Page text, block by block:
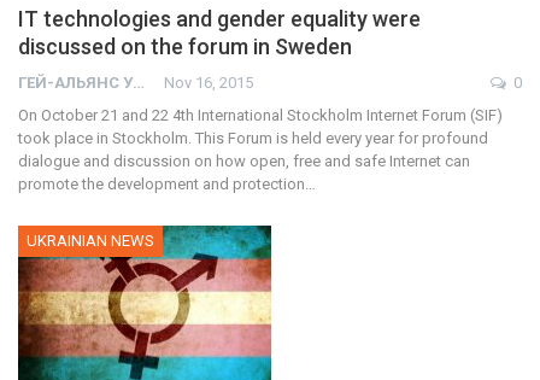
IT technologies and gender equality were
discussed on the forum in Sweden
ГЕЙ-АЛЬЯНС УКРАИНА Nov 16, 2015
0
On October 21 and 22 4th International Stockholm Internet Forum (SIF)
took place in Stockholm. This Forum is held every year for profound
dialogue and discussion on how open, free and safe Internet can
promote the development and protection…
UKRAINIAN NEWS